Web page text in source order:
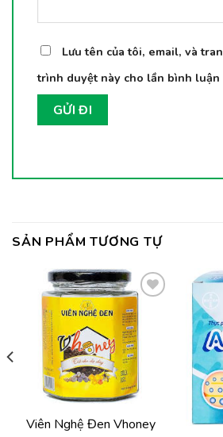
Lưu tên của tôi, email, và
trình duyệt này cho lần bình luận
SẢN PHẨM TƯƠNG TỰ
Viên Nghệ Đen Vhoney